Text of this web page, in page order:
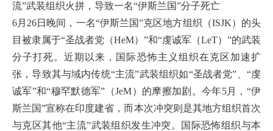
流”武装组织火拼，导致一名“伊斯兰国”分子死亡
6月26日晚间，一名“伊斯兰国”克区地方组织（ISJK）的头
目被隶属于“圣战者党（HeM）”和“虔诚军（LeT）”的武装
分子打死。近期以来，国际恐怖主义组织在克区加速扩
张，导致其与域内传统“主流”武装组织如“圣战者党”、“虔
诚军”和“穆罕默德军”（JeM）的摩擦加剧。今年5月，“伊
斯兰国”宣称在印度建省，而本次冲突则是其地方组织首次
与克区其他“主流”武装组织发生冲突。国际恐怖组织与本